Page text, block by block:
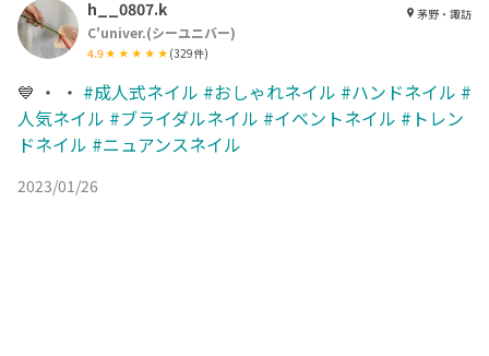
h__0807.k
C'univer.(シーユニバー)
4.9 (329件)
茅野・諏訪
💙 ・ ・ #成人式ネイル #おしゃれネイル #ハンドネイル #
人気ネイル #ブライダルネイル #イベントネイル #トレン
ドネイル #ニュアンスネイル
2023/01/26